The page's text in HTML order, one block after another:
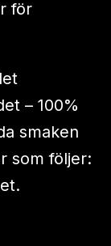
för
– 100%
smaken
som följer: